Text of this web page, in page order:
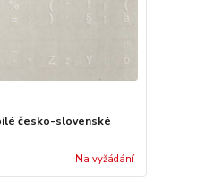
česko-slovenské
Na vyžádání